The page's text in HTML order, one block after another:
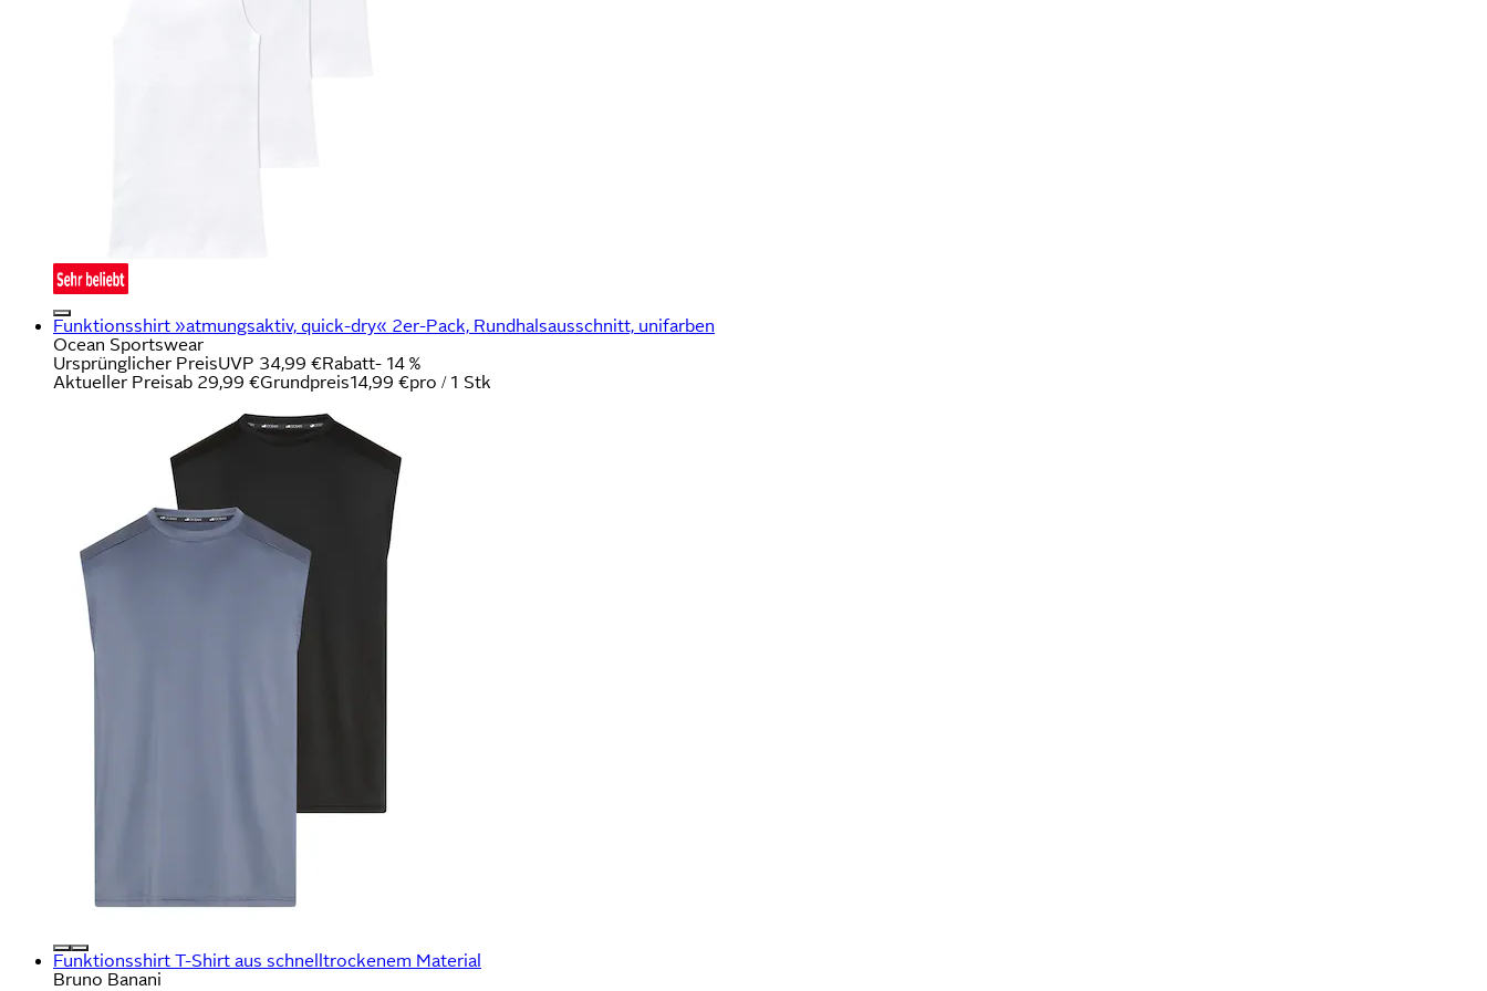
Funktionsshirt »atmungsaktiv, quick-dry« 2er-Pack, Rundhalsausschnitt, unifarben
Ocean Sportswear
Ursprünglicher PreisUVP 34,99 €Rabatt- 14 %
Aktueller Preisab 29,99 €Grundpreis14,99 €pro / 1 Stk
Funktionsshirt T-Shirt aus schnelltrockenem Material
Bruno Banani